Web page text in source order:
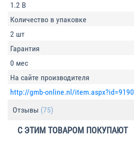
1.2 В
Количество в упаковке
2 шт
Гарантия
0 мес
На сайте производителя
http://gmb-online.nl/item.aspx?id=9190
Отзывы (75)
С ЭТИМ ТОВАРОМ ПОКУПАЮТ